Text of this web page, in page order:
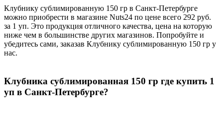
Клубнику сублимированную 150 гр в Санкт-Петербурге
можно приобрести в магазине Nuts24 по цене всего 292 руб.
за 1 уп. Это продукция отличного качества, цена на которую
ниже чем в большинстве других магазинов. Попробуйте и
убедитесь сами, заказав Клубнику сублимированную 150 гр у
нас.
Клубника сублимированная 150 гр где купить 1
уп в Санкт-Петербурге?